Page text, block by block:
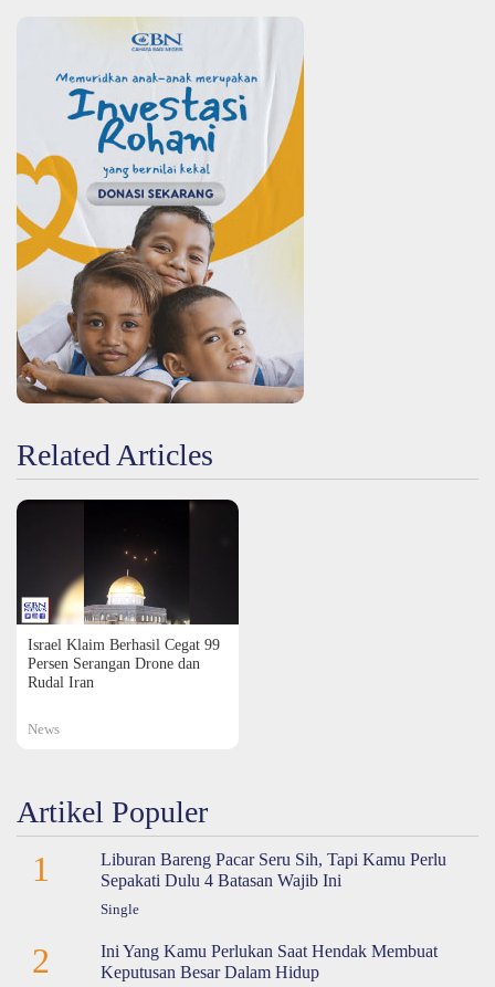
Related Articles
Israel Klaim Berhasil Cegat 99
Persen Serangan Drone dan
Rudal Iran
News
Artikel Populer
1
Liburan Bareng Pacar Seru Sih, Tapi Kamu Perlu
Sepakati Dulu 4 Batasan Wajib Ini
Single
2
Ini Yang Kamu Perlukan Saat Hendak Membuat
Keputusan Besar Dalam Hidup